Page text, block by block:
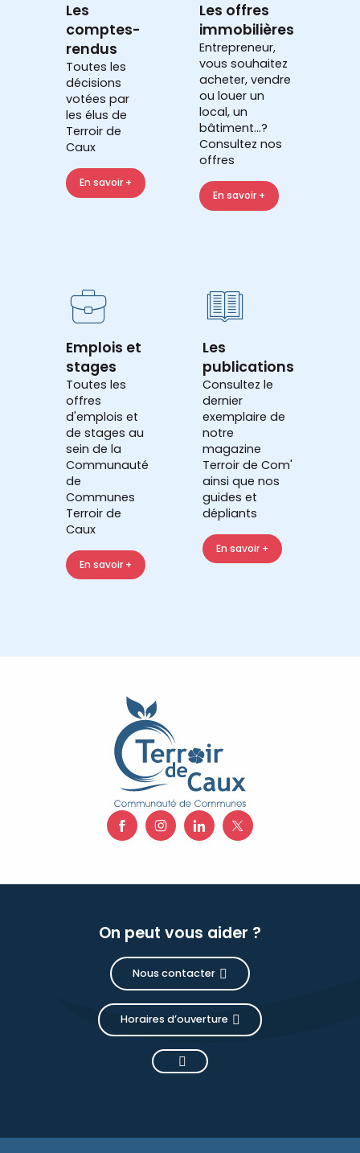
Les
comptes-
rendus
Toutes les
décisions
votées par
les élus de
Terroir de
Caux
En savoir +
Les offres
immobilières
Entrepreneur,
vous souhaitez
acheter, vendre
ou louer un
local, un
bâtiment...?
Consultez nos
offres
En savoir +
Emplois et
stages
Toutes les
offres
d'emplois et
de stages au
sein de la
Communauté
de
Communes
Terroir de
Caux
En savoir +
Les
publications
Consultez le
dernier
exemplaire de
notre
magazine
Terroir de Com'
ainsi que nos
guides et
dépliants
En savoir +
On peut vous aider ?
Nous contacter
Horaires d’ouverture